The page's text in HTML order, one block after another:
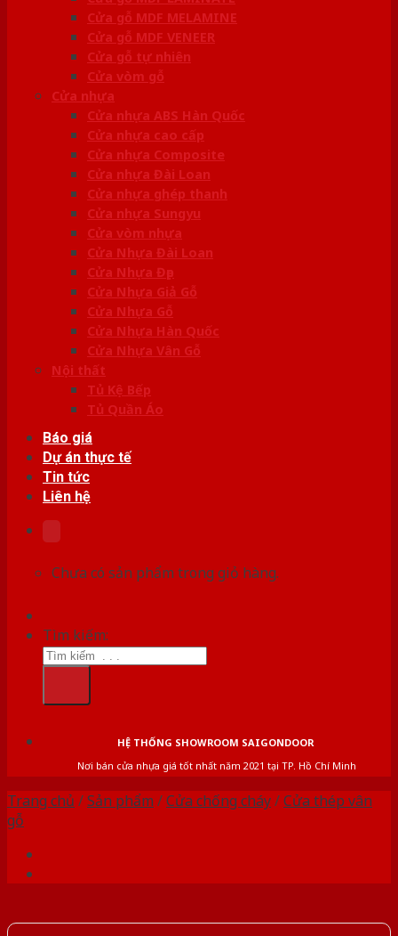
Cửa gỗ MDF MELAMINE
Cửa gỗ MDF VENEER
Cửa gỗ tự nhiên
Cửa vòm gỗ
Cửa nhựa
Cửa nhựa ABS Hàn Quốc
Cửa nhựa cao cấp
Cửa nhựa Composite
Cửa nhựa Đài Loan
Cửa nhựa ghép thanh
Cửa nhựa Sungyu
Cửa vòm nhựa
Cửa Nhựa Đài Loan
Cửa Nhựa Đẹp
Cửa Nhựa Giả Gỗ
Cửa Nhựa Gỗ
Cửa Nhựa Hàn Quốc
Cửa Nhựa Vân Gỗ
Nội thất
Tủ Kệ Bếp
Tủ Quần Áo
Báo giá
Dự án thực tế
Tin tức
Liên hệ
Chưa có sản phẩm trong giỏ hàng.
Tìm kiếm:
HỆ THỐNG SHOWROOM SAIGONDOOR
Nơi bán cửa nhựa giá tốt nhất năm 2021 tại TP. Hồ Chí Minh
Trang chủ /Sản phẩm /Cửa chống cháy/Cửa thép vân
gỗ